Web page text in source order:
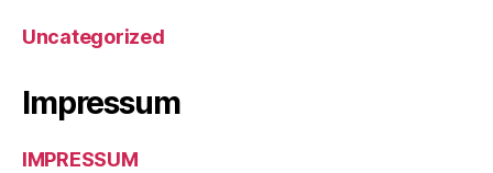
Uncategorized
Impressum
IMPRESSUM